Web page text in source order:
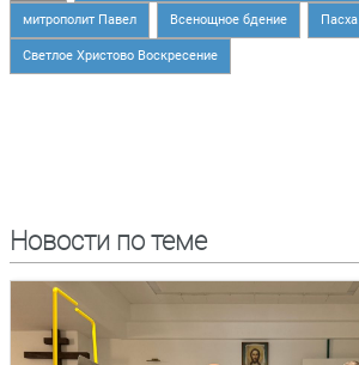
митрополит Павел Всенощное бдение Пасха
Светлое Христово Воскресение
Новости по теме